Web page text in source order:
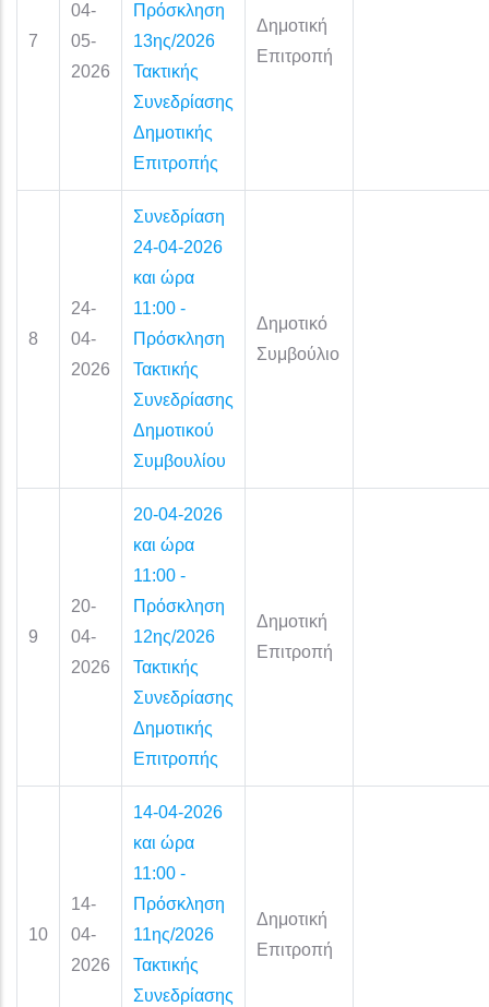
7
04-
05-
2026
Πρόσκληση
13ης/2026
Τακτικής
Συνεδρίασης
Δημοτικής
Επιτροπής
Δημοτική
Επιτροπή
8
24-
04-
2026
Συνεδρίαση
24-04-2026
και ώρα
11:00 -
Πρόσκληση
Τακτικής
Συνεδρίασης
Δημοτικού
Συμβουλίου
Δημοτικό
Συμβούλιο
9
20-
04-
2026
20-04-2026
και ώρα
11:00 -
Πρόσκληση
12ης/2026
Τακτικής
Συνεδρίασης
Δημοτικής
Επιτροπής
Δημοτική
Επιτροπή
10
14-
04-
2026
14-04-2026
και ώρα
11:00 -
Πρόσκληση
11ης/2026
Τακτικής
Συνεδρίασης
Δημοτική
Επιτροπή